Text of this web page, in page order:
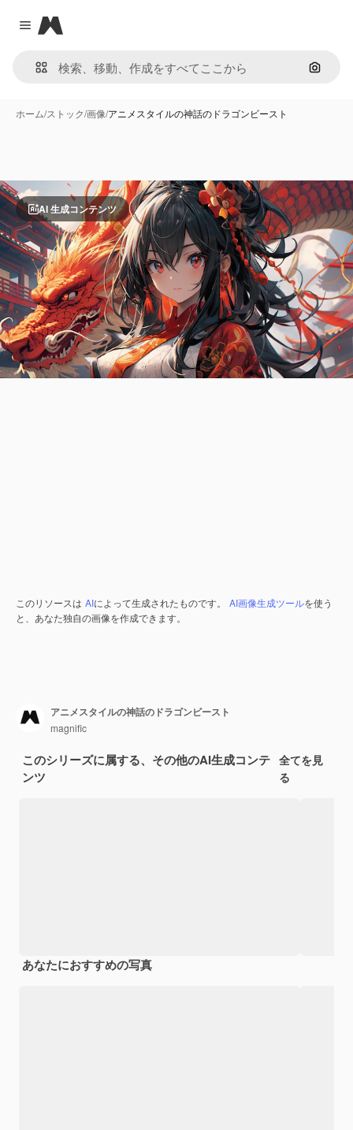
Close menu
Magnific
画像で
ホーム/ストック/画像/アニメスタイルの神話のドラゴンビースト
AI 生成コンテンツ
このリソースは AIによって生成されたものです。 AI画像生成ツールを使う
と、あなた独自の画像を作成できます。
アニメスタイルの神話のドラゴンビースト
magnific
このシリーズに属する、その他のAI生成コンテ
ンツ
全てを見
る
あなたにおすすめの写真